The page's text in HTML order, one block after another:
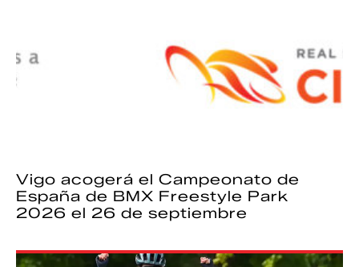
Vigo acogerá el Campeonato de
España de BMX Freestyle Park
2026 el 26 de septiembre